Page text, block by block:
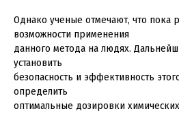
Однако ученые отмечают, что пока
возможности применения
данного метода на людях.
установить
безопасность и эффективность
определить
оптимальные дозировки